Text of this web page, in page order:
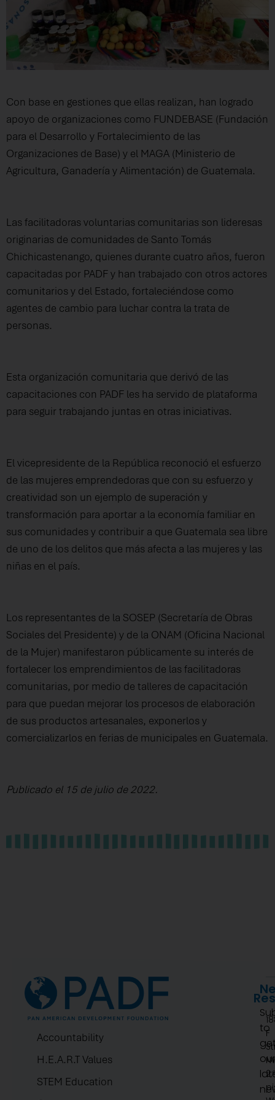
Con base en gestiones que ellas realizan, han logrado
apoyo de organizaciones como FUNDEBASE (Fundación
para el Desarrollo y Fortalecimiento de las
Organizaciones de Base) y el MAGA (Ministerio de
Agricultura, Ganadería y Alimentación) de Guatemala.
Las facilitadoras voluntarias comunitarias son lideresas
originarias de comunidades de Santo Tomás
Chichicastenango, quienes durante cuatro años, fueron
capacitadas por PADF y han trabajado con otros actores
comunitarios y del Estado, fortaleciéndose como
agentes de cambio para luchar contra la trata de
personas.
Esta organización comunitaria que derivó de las
capacitaciones con PADF les ha servido de plataforma
para seguir trabajando juntas en otras iniciativas.
El vicepresidente de la República reconoció el esfuerzo
de las mujeres emprendedoras que con su esfuerzo y
creatividad son un ejemplo de superación y
transformación para aportar a la economía familiar en
sus comunidades y contribuir a que Guatemala sea libre
de uno de los delitos que más afecta a las mujeres y las
niñas en el país.
Los representantes de la SOSEP (Secretaría de Obras
Sociales del Presidente) y de la ONAM (Oficina Nacional
de la Mujer) manifestaron públicamente su interés de
fortalecer los emprendimientos de las facilitadoras
comunitarias, por medio de talleres de capacitación
para que puedan mejorar los procesos de elaboración
de sus productos artesanales, exponerlos y
comercializarlos en ferias de municipales en Guatemala.
Publicado el 15 de julio de 2022.
Accountability
H.E.A.R.T Values
STEM Education
F
to